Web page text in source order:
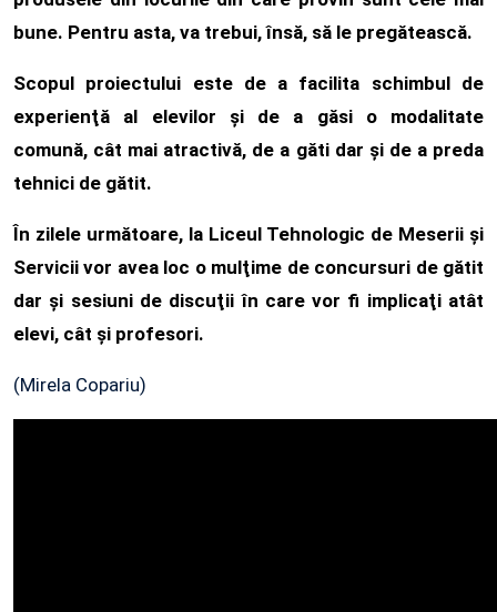
bune. Pentru asta, va trebui, însă, să le pregătească.
Scopul proiectului este de a facilita schimbul de
experienţă al elevilor şi de a găsi o modalitate
comună, cât mai atractivă, de a găti dar şi de a preda
tehnici de gătit.
În zilele următoare, la Liceul Tehnologic de Meserii şi
Servicii vor avea loc o mulţime de concursuri de gătit
dar şi sesiuni de discuţii în care vor fi implicaţi atât
elevi, cât şi profesori.
(Mirela Copariu)